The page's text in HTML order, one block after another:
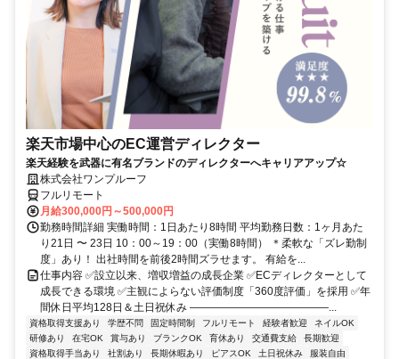
楽天市場中心のEC運営ディレクター
楽天経験を武器に有名ブランドのディレクターへキャリアアップ☆
株式会社ワンプルーフ
フルリモート
月給300,000円～500,000円
勤務時間詳細 実働時間：1日あたり8時間 平均勤務日数：1ヶ月あた
り21日 〜 23日 10：00～19：00（実働8時間） ＊柔軟な「ズレ勤制
度」あり！ 出社時間を前後2時間ズラせます。 有給を...
仕事内容 ✅設立以来、増収増益の成長企業 ✅ECディレクターとして
成長できる環境 ✅主観によらない評価制度「360度評価」を採用 ✅年
間休日平均128日＆土日祝休み ―――――――――――――...
資格取得支援あり 学歴不問 固定時間制 フルリモート 経験者歓迎
ネイルOK
研修あり
在宅OK 賞与あり ブランクOK 育休あり 交通費支給
長期歓迎
資格取得手当あり
社割あり 長期休暇あり ピアスOK 土日祝休み
服装自由